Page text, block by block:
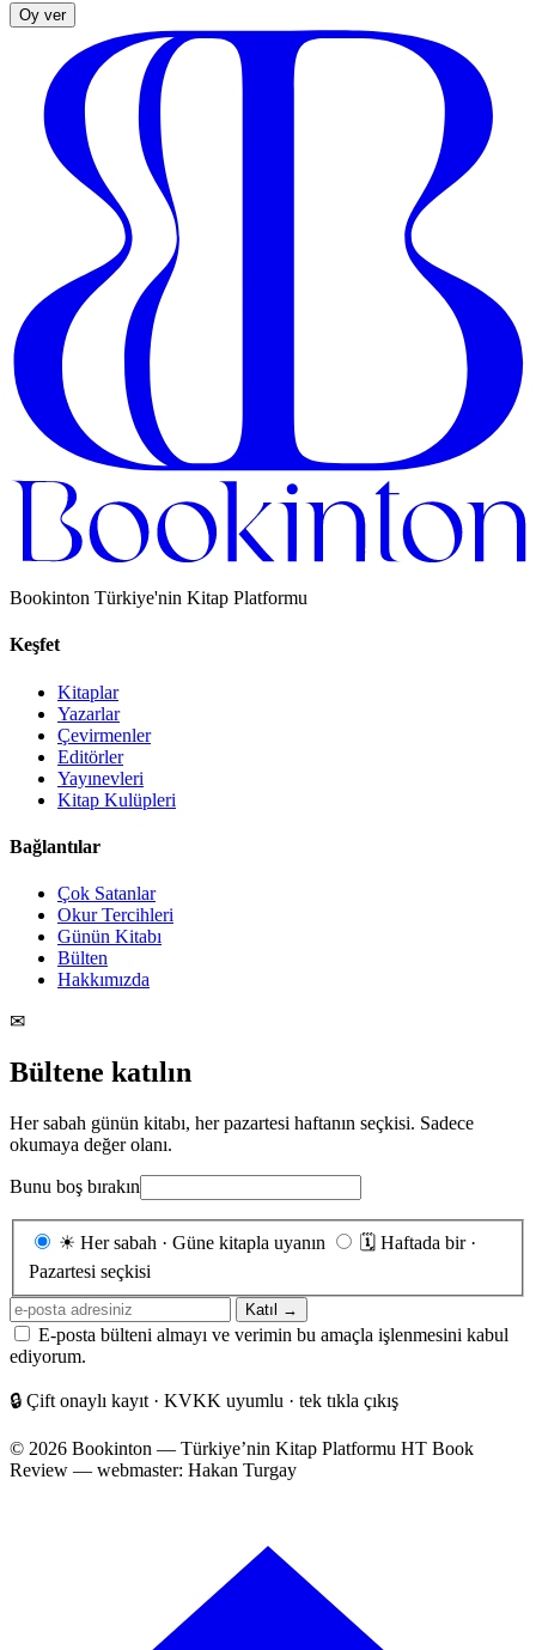
Oy ver
Bookinton Türkiye'nin Kitap Platformu
Keşfet
Kitaplar
Yazarlar
Çevirmenler
Editörler
Yayınevleri
Kitap Kulüpleri
Bağlantılar
Çok Satanlar
Okur Tercihleri
Günün Kitabı
Bülten
Hakkımızda
✉
Bültene katılın
Her sabah günün kitabı, her pazartesi haftanın seçkisi. Sadece
okumaya değer olanı.
Bunu boş bırakın
Gönderim
☀ Her sabah · Güne kitapla uyanın 🗓 Haftada bir ·
Pazartesi seçkisi
E-
posta
adresiniz
Katıl →
E-posta bülteni almayı ve verimin bu amaçla işlenmesini kabul
ediyorum.
🔒 Çift onaylı kayıt · KVKK uyumlu · tek tıkla çıkış
© 2026 Bookinton — Türkiye’nin Kitap Platformu HT Book
Review — webmaster: Hakan Turgay